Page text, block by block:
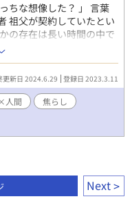
ちな想像した？ 」 言葉
祖父が契約していたとい
の存在は長い時間の中で
より高校生は日々開発さ
いという欲求から書き
ん。 深くまで考えずにお
い遠い昔、暇つぶしがて
を生きる中で得た知識
に留まる楔になるよう翔
をする相手は誰でもいい
いう訳ではない。 〇受
の正体を知った際、挨拶
の相性がいい』という事
発を始めた。 24時間365
更新日 2024.6.29 登録日 2023.3.11
人間
焦らし
Next